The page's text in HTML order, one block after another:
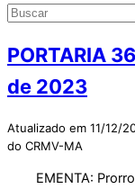
PORTARIA
de 2023
Atualizado em 11/12/
do CRMV-MA
EMENTA: